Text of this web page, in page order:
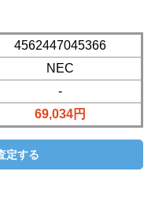
4562447045366
NEC
-
69,034円